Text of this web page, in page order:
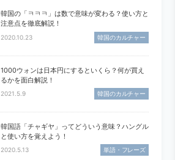
韓国の「ㅋㅋㅋ」は数で意味が変わる？使い方と
注意点を徹底解説！
2020.10.23 韓国のカルチャー
1000ウォンは日本円にするといくら？何が買え
るかを面白解説！
2021.5.9 韓国のカルチャー
韓国語「チャギヤ」ってどういう意味？ハングル
と使い方を覚えよう！
2020.5.13 単語・フレーズ